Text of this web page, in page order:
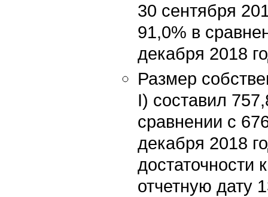
30 сентября
91,0% в
декабря 2018
Размер
I) составил
сравнении с
декабря 2018
достаточности
отчетную дату